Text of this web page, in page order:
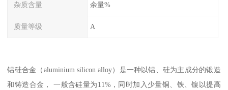
杂质含量 余量%
质量等级 A
铝硅合金（aluminium silicon alloy）是一种以铝、硅为主成分的锻造
和铸造合金， 一般含硅量为11%，同时加入少量铜、铁、镍以提高